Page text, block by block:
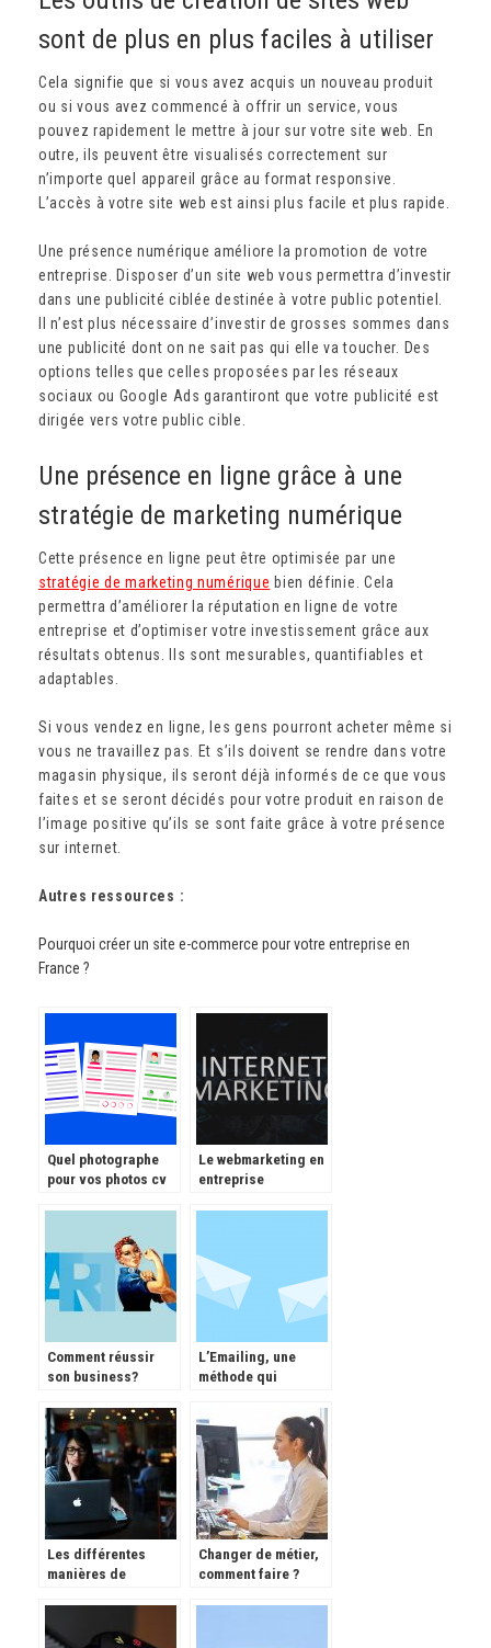
sont de plus en plus faciles à utiliser
Cela signifie que si vous avez acquis un nouveau produit
ou si vous avez commencé à offrir un service, vous
pouvez rapidement le mettre à jour sur votre site web. En
outre, ils peuvent être visualisés correctement sur
n’importe quel appareil grâce au format responsive.
L’accès à votre site web est ainsi plus facile et plus rapide.
Une présence numérique améliore la promotion de votre
entreprise. Disposer d’un site web vous permettra d’investir
dans une publicité ciblée destinée à votre public potentiel.
Il n’est plus nécessaire d’investir de grosses sommes dans
une publicité dont on ne sait pas qui elle va toucher. Des
options telles que celles proposées par les réseaux
sociaux ou Google Ads garantiront que votre publicité est
dirigée vers votre public cible.
Une présence en ligne grâce à une
stratégie de marketing numérique
Cette présence en ligne peut être optimisée par une
stratégie de marketing numérique bien définie. Cela
permettra d’améliorer la réputation en ligne de votre
entreprise et d’optimiser votre investissement grâce aux
résultats obtenus. Ils sont mesurables, quantifiables et
adaptables.
Si vous vendez en ligne, les gens pourront acheter même si
vous ne travaillez pas. Et s’ils doivent se rendre dans votre
magasin physique, ils seront déjà informés de ce que vous
faites et se seront décidés pour votre produit en raison de
l’image positive qu’ils se sont faite grâce à votre présence
sur internet.
Autres ressources :
Pourquoi créer un site e-commerce pour votre entreprise en
France ?
Quel photographe
pour vos photos cv
Le webmarketing en
entreprise
Comment réussir
son business?
L’Emailing, une
méthode qui
Les différentes
manières de
Changer de métier,
comment faire ?